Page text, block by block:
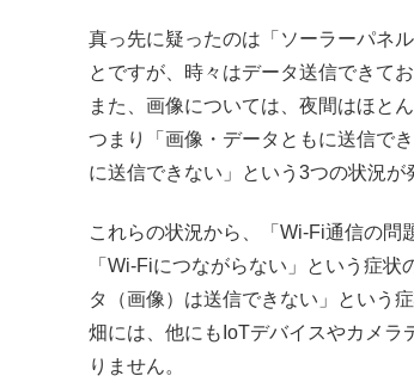
真っ先に疑ったのは「ソーラーパネ
とですが、時々はデータ送信できて
また、画像については、夜間はほと
つまり「画像・データともに送信で
に送信できない」という3つの状況が
これらの状況から、「Wi-Fi通信の問
「Wi-Fiにつながらない」という症
タ（画像）は送信できない」という
畑には、他にもIoTデバイスやカメラ
りません。